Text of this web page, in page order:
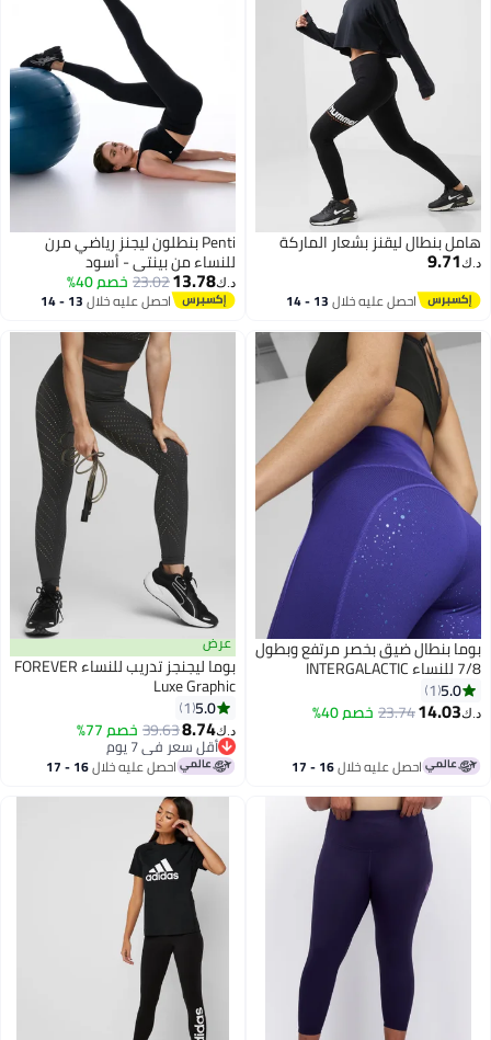
هامل بنطال ليقنز بشعار الماركة
د.ك‏9.71
احصل عليه خلال 13 - 14
Penti بنطلون ليجنز رياضي مرن
للنساء من بينتي - أسود
د.ك‏13.78
23.02خصم 40%
احصل عليه خلال 13 - 14
بوما بنطال ضيق بخصر مرتفع وبطول
7/8 للنساء INTERGALACTIC
5.0
1
د.ك‏14.03
23.74خصم 40%
احصل عليه خلال 16 - 17
عرض
بوما ليجنجز تدريب للنساء FOREVER
Luxe Graphic
5.0
1
د.ك‏8.74
39.63خصم 77%
أقل سعر في 7 يوم
أقل سعر في 7 يوماحصل عليه خلال 16 - 17